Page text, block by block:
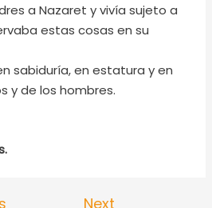
a Nazaret y vivía sujeto a
estas cosas en su
sabiduría, en estatura y en
y de los hombres.
Next